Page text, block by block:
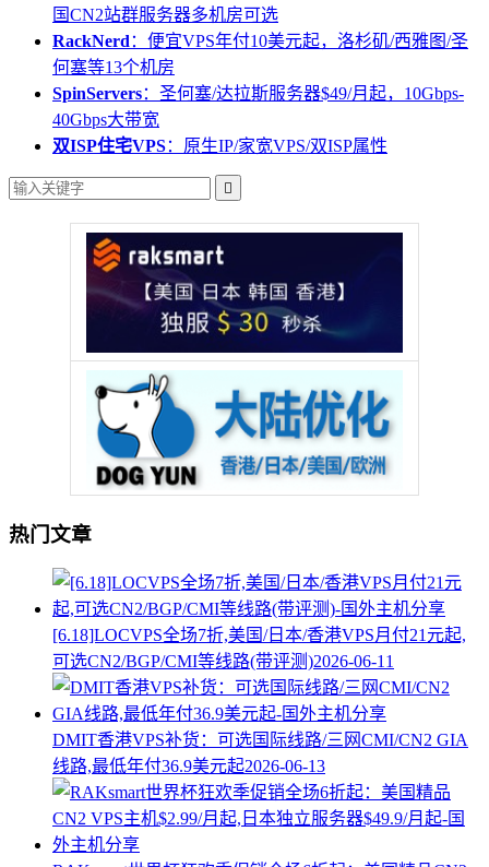
国CN2站群服务器多机房可选
RackNerd ：便宜VPS年付10美元起，洛杉矶/西雅图/圣
何塞等13个机房
SpinServers：圣何塞/达拉斯服务器$49/月起，10Gbps-
40Gbps大带宽
双ISP住宅VPS：原生IP/家宽VPS/双ISP属性

热门文章
[6.18]LOCVPS全场7折,美国/日本/香港VPS月付21元起,
可选CN2/BGP/CMI等线路(带评测)2026-06-11
DMIT香港VPS补货：可选国际线路/三网CMI/CN2 GIA
线路,最低年付36.9美元起2026-06-13